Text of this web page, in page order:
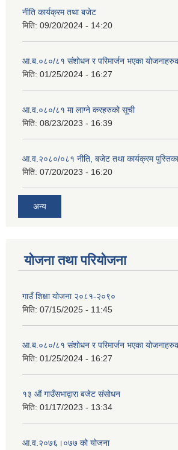
नीति कार्यक्रम तथा बजेट
मिति: 09/20/2024 - 14:20
आ.ब.०८०/८१ संशोधन र परिमार्जन भएका
मिति: 01/25/2024 - 16:27
आ.व.०८०/८१ मा लाग्ने करहरुको सूची
मिति: 08/23/2023 - 16:39
आ.व.२०८०/०८१ नीति, बजेट तथा कार्यक्रम पुस्तिका
मिति: 07/20/2023 - 16:20
अन्य
योजना तथा परियोजना
गाउँ शिक्षा योजना २०८१-२०९०
मिति: 07/15/2025 - 11:45
आ.ब.०८०/८१ संशोधन र परिमार्जन भएका
मिति: 01/25/2024 - 16:27
१३ औं गाउँसभाद्वारा बजेट संसोधन
मिति: 01/17/2023 - 13:34
आ‍.व.२०७६।०७७ को योजना